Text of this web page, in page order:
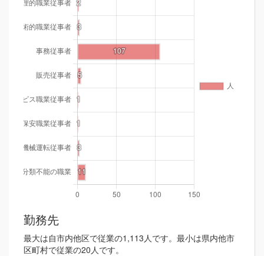
勤務先
最大は自市内他区で従業の1,113人です。最小は県内他市
区町村で従業の20人です。